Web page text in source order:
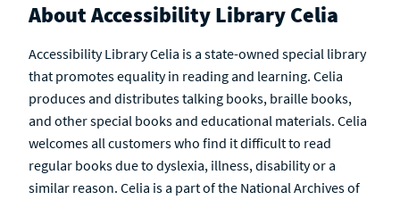
About Accessibility Library Celia
Accessibility Library Celia is a state-owned special library
that promotes equality in reading and learning. Celia
produces and distributes talking books, braille books,
and other special books and educational materials. Celia
welcomes all customers who find it difficult to read
regular books due to dyslexia, illness, disability or a
similar reason. Celia is a part of the National Archives of